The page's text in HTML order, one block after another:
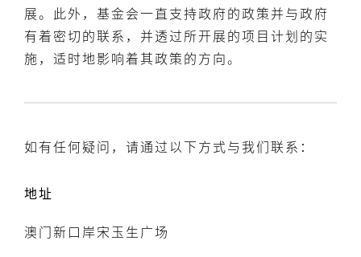
展。此外，基金会一直支持政府的政策并与政府
有着密切的联系，并透过所开展的项目计划的实
施，适时地影响着其政策的方向。
如有任何疑问，请通过以下方式与我们联系：
地址
澳门新口岸宋玉生广场